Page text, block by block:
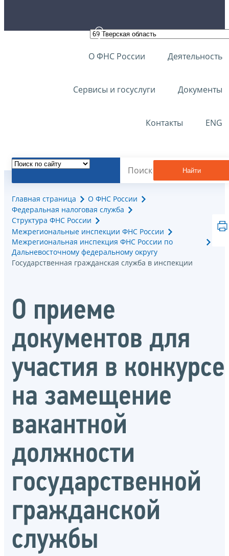
О ФНС России Деятельность
Сервисы и госуслуги Документы
Контакты ENG
Найти
Главная страница
О ФНС России
Федеральная налоговая служба
Структура ФНС России
Межрегиональные инспекции ФНС России
Межрегиональная инспекция ФНС России по
Дальневосточному федеральному округу
Государственная гражданская служба в инспекции
О приеме
документов для
участия в конкурсе
на замещение
вакантной
должности
государственной
гражданской
службы